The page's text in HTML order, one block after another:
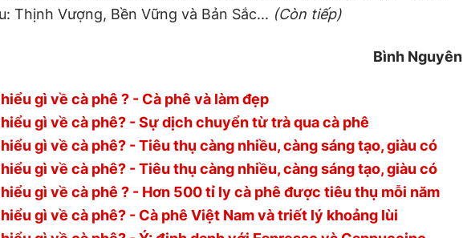
Thịnh Vượng, Bền Vững và Bản Sắc... (Còn tiếp)
Bình Nguyên
gì về cà phê ? - Cà phê và làm đẹp
gì về cà phê? - Sự dịch chuyển từ trà qua cà phê
gì về cà phê? - Tiêu thụ càng nhiều, càng sáng tạo, giàu có
gì về cà phê? - Tiêu thụ càng nhiều, càng sáng tạo, giàu có
gì về cà phê ? - Hơn 500 tỉ ly cà phê được tiêu thụ mỗi năm
gì về cà phê? - Cà phê Việt Nam và triết lý khoảng lùi